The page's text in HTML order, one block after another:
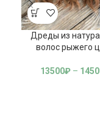
Дреды из
волос рыжего
13500₽ –